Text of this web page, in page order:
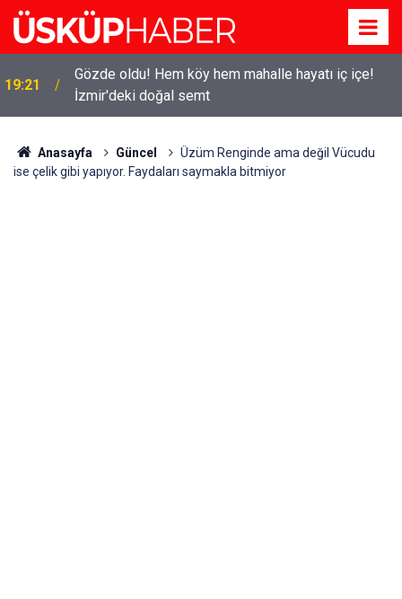
19:21
Gözde oldu! Hem köy hem mahalle hayatı iç içe!
İzmir'deki doğal semt
Anasayfa Güncel
Üzüm Renginde ama değil Vücudu
ise çelik gibi yapıyor. Faydaları saymakla bitmiyor